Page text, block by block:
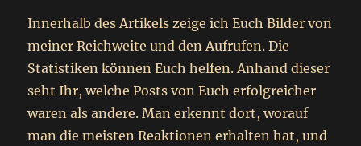
Innerhalb des Artikels zeige ich Euch Bilder von
meiner Reichweite und den Aufrufen. Die
Statistiken können Euch helfen. Anhand dieser
seht Ihr, welche Posts von Euch erfolgreicher
waren als andere. Man erkennt dort, worauf
man die meisten Reaktionen erhalten hat, und